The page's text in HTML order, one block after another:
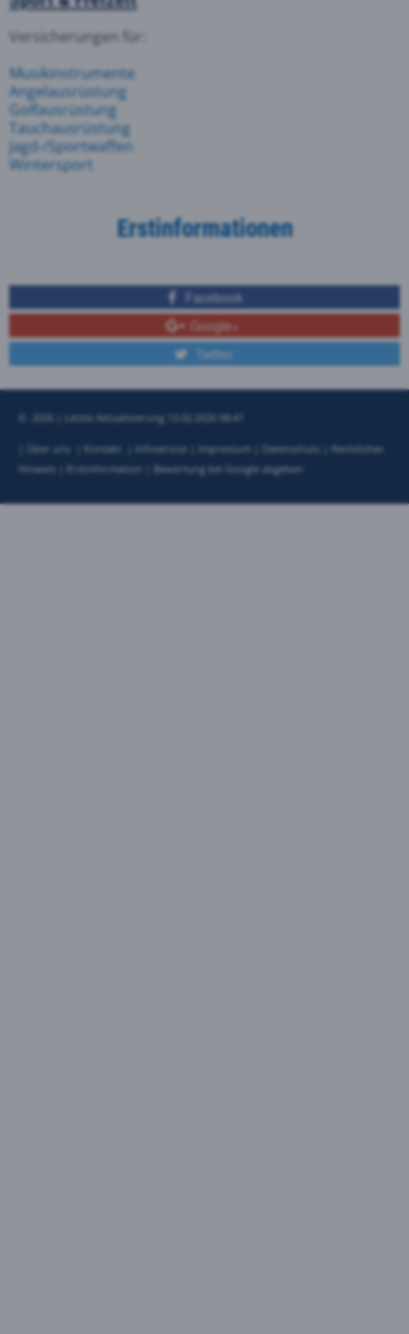
Versicherungen für:
Musikinstrumente
Angelausrüstung
Golfausrüstung
Tauchausrüstung
Jagd-/Sportwaffen
Wintersport
Erstinformationen
Facebook
Google+
Twitter
2026 | Letzte Aktualisierung 13.02.2026 08:41
Über uns Kontakt Infoservice Impressum Datenschutz
Rechtlicher
Hinweis
Erstinformation Bewertung bei Google abgeben